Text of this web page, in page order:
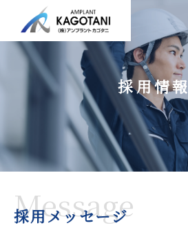
採用情報
採用メッセージ
Message